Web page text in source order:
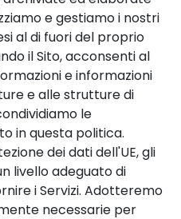
e gestiamo i nostri
al di fuori del proprio
il Sito, acconsenti al
e informazioni
e alle strutture di
le
in questa politica.
dei dati dell'UE, gli
livello adeguato di
i Servizi. Adotteremo
necessarie per